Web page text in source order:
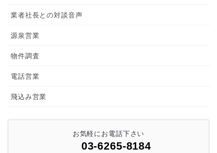
業者社長との対談音声
源泉営業
物件調査
電話営業
飛込み営業
お気軽にお電話下さい
03-6265-8184